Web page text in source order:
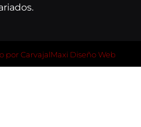
porCarvajalMaxi Diseño Web